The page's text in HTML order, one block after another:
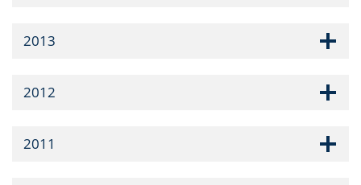
2013
2012
2011